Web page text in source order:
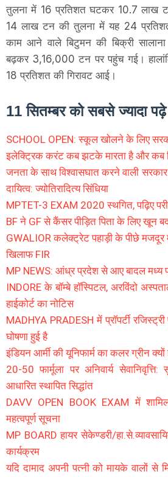
तुलना में 16 प्रतिशत घटकर 10.7 लाख
14 लाख टन की तुलना में यह 24
काम आने वाले बिटुमन की बिक्री
बढ़कर 3,16,000 टन पर पहुंच गई।
18 प्रतिशत की गिरावट आई।
11 सितम्बर को सबसे ज्यादा
SCHOOL OPEN: स्कूल खोलने के लिए
इलेक्ट्रिक करंट कब झटके मारता है और कब
जनता के साथ विश्वासघात करने वाली
दायित्व: ज्योतिरादित्य सिंधिया
MPTET-3 EXAM 2020 स्थगित, पढ़िए
BF ने GF से कैंसर पीड़ित पिता के लिए खून
GWALIOR कलेक्ट्रेट पहाड़ी के पीछे मजदूर
खिलाफ FIR
MP NEWS: आंध्र प्रदेश से आए बादल मध्य
INDORE के बॉम्बे हॉस्पिटल, अरविंदो
हाईकोर्ट का नोटिस
MADHYA PRADESH में प्रॉपर्टी
घोषणा हुई है
इंडियन आर्मी की यूनिफार्म का कलर ग्रीन क्यों
20-50 फार्मूला पर अनिवार्य सेवानिवृत्ति:
आधारित स्थापित सिद्धांत
DAVV OPEN BOOK EXAM में
महत्वपूर्ण सूचना
MP BOARD हायर सेकेण्डरी/
कार्यक्रम
यदि दामाद अपनी पत्नी को मायके वालों से